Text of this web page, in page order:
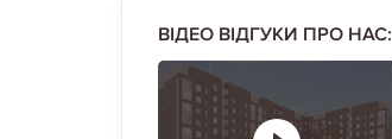
ВІДЕО ВІДГУКИ ПРО НАС: